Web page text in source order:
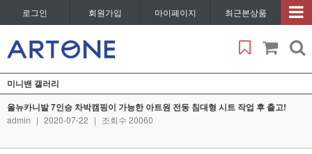
로그인 회원가입 마이페이지 최근본상품
미니밴 갤러리
올뉴카니발 7인승 차박캠핑이 가능한 아트원 전동 침대형 시트 작업 후 출고!
admin | 2020-07-22 | 조회수 20060